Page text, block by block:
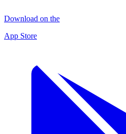
Download on the
App Store